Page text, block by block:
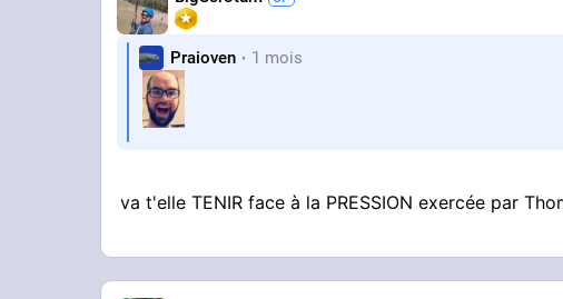
Praioven 1 mois
va t'elle TENIR face à la PRESSION exercée par